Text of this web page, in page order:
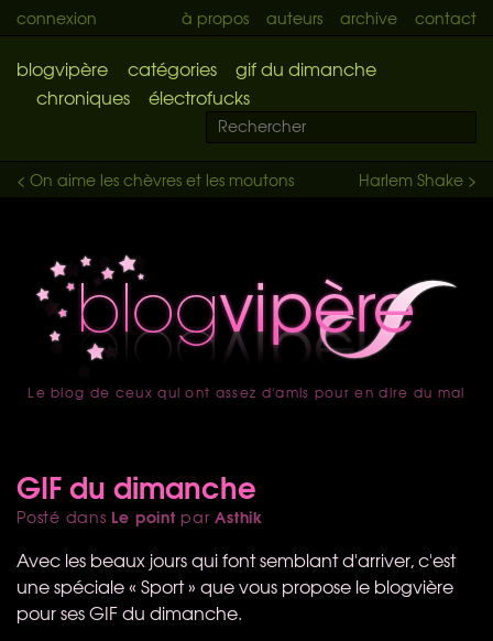
connexion à propos auteurs archive contact
blogvipère catégories
gif du dimanche
chroniques
électrofucks
Harlem Shake >
< On aime les chèvres et les moutons
accueil
Le blog de ceux qui ont assez d'amis pour en dire du mal
GIF du dimanche
Posté dans Le point parAsthik
Avec les beaux jours qui font semblant d'arriver, c'est
une spéciale « Sport » que vous propose le blogvière
pour sesGIFdu dimanche.